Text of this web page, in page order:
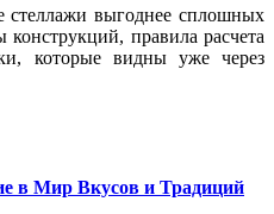
стеллажи выгоднее сплошных
правила расчета
которые видны уже через
в Мир Вкусов и Традиций